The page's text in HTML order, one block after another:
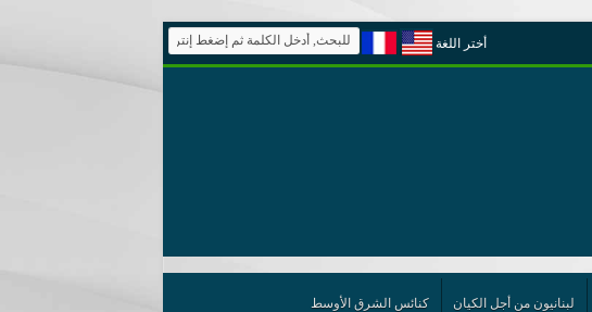
أختر اللغة
لبنانيون من أجل الكيان كنائس الشرق الأوسط